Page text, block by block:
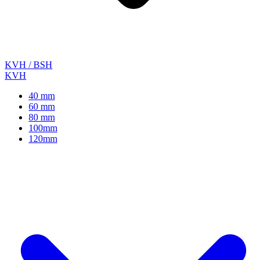
KVH / BSH
KVH
40 mm
60 mm
80 mm
100mm
120mm